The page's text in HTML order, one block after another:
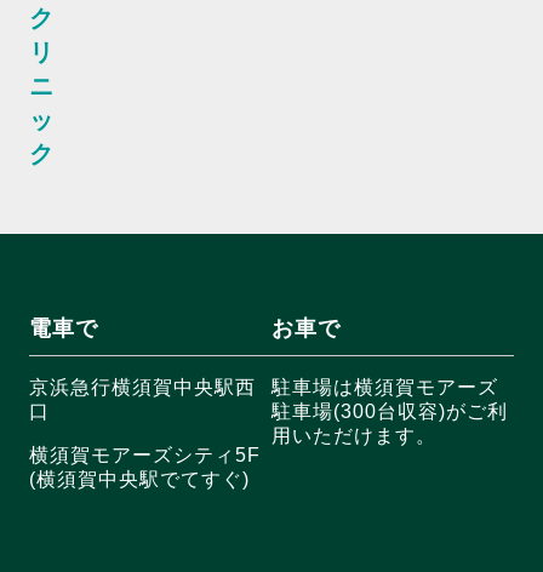
ク
リ
ニ
ッ
ク
電車で
京浜急行横須賀中央駅西
口
横須賀モアーズシティ5F
(横須賀中央駅でてすぐ)
お車で
駐車場は横須賀モアーズ
駐車場(300台収容)がご利
用いただけます。